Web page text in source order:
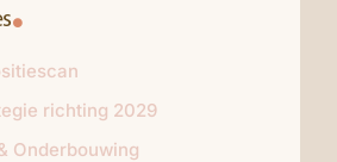
richting 2029
Onderbouwing